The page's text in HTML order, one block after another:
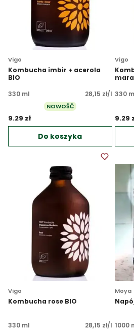
Vigo
Kombucha imbir + acerola
BIO
330 ml
28,15 zł/l
NOWOŚĆ
9.29 zł
Do koszyka
Vigo
330
9.29
Vigo
Kombucha rose BIO
330 ml 28,15 zł/l
Moya
1000